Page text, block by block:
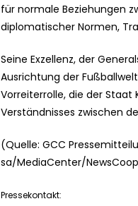
für normale Beziehungen
diplomatischer Normen,
Seine Exzellenz, der
Ausrichtung der
Vorreiterrolle, die der
Verständnisses zwischen
(Quelle: GCC
sa/MediaCenter/
Pressekontakt: